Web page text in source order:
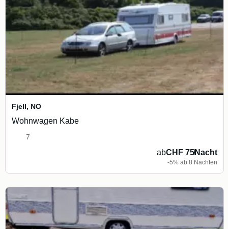
Fjell, NO
Wohnwagen Kabe
7
abCHF 75/Nacht
-5% ab 8 Nächten